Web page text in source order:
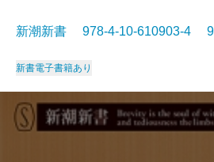
新潮新書 978-4-10-610903-4
新書電子書籍あり